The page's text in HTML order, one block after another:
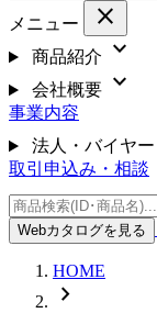
メニュー close
商品紹介 expand_more
会社概要 expand_more
事業内容
法人・バイヤー
取引申込み・相談
Webカタログを見る
HOME
chevron_right